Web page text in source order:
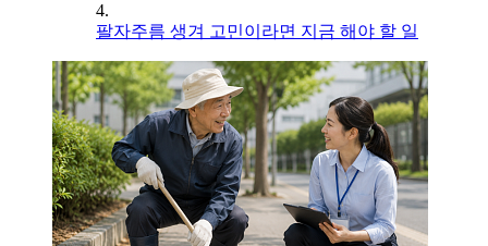
4.
팔자주름 생겨 고민이라면 지금 해야 할 일